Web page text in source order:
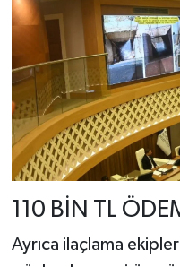
110 BİN TL
Ayrıca ilaçlama